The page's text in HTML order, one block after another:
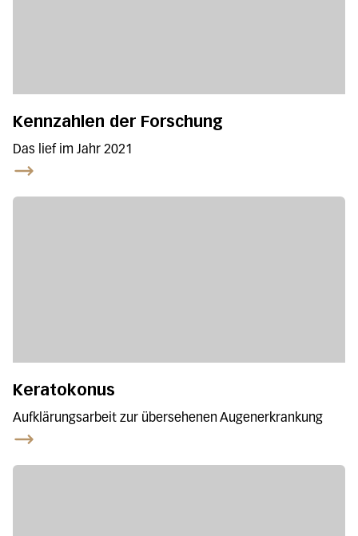
Kennzahlen der Forschung
Das lief im Jahr 2021
Keratokonus
Aufklärungsarbeit zur übersehenen Augenerkrankung